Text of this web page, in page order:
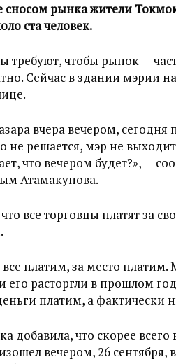
рынка жители
ста человек.
требуют, чтобы рынок —
Сейчас в здании мэрии
вчера вечером,
не решается, мэр не
что вечером будет?», —
Атамакунова.
все торговцы платят за
платим, за место
его расторгли в прошлом
платим, а фактически
добавила, что скорее
вечером, 26 сентября,